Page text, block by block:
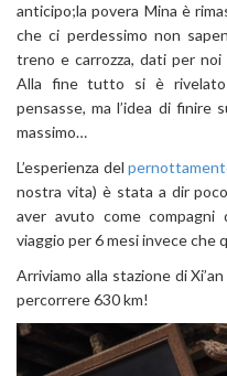
anticipo;la povera Mina è
che ci perdessimo non
treno e carrozza, dati per
Alla fine tutto si è
pensasse, ma l’idea di finire
massimo…
L’esperienza del
nostra vita) è stata a dir
aver avuto come compagni
viaggio per 6 mesi invece che
Arriviamo alla stazione di
percorrere 630 km!